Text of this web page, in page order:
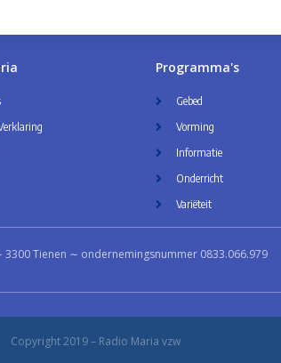
Programma's
Gebed
Vorming
Informatie
Onderricht
Variëteit
Tienen ∼ ondernemingsnummer 0833.066.979
Copyright 2019 – Radio Maria vzw